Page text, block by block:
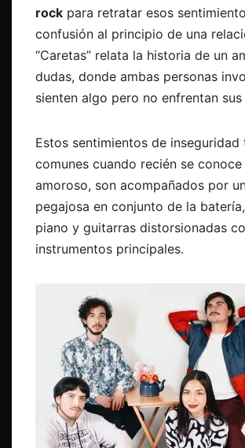
rock para retratar esos
confusión al principio de una
“Caretas” relata la historia de un
dudas, donde ambas personas
sienten algo pero no enfrentan
Estos sentimientos de inseguridad
comunes cuando recién se
amoroso, son acompañados por
pegajosa en conjunto de la
piano y guitarras distorsionadas
instrumentos principales.